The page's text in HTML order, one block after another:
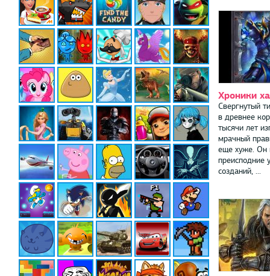
Хроники
Свергнутый
в древнее
тысячи лет
мрачный
еще хуже. Он
преисподние
созданий, ...